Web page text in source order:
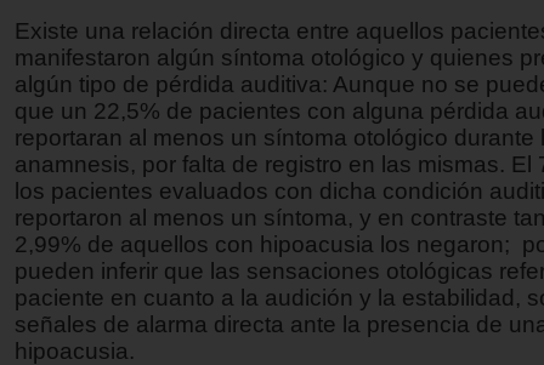
Existe una relación directa entre aquellos
manifestaron algún síntoma otológico y quienes
algún tipo de pérdida auditiva: Aunque no se
que un 22,5% de pacientes con alguna pérdida
reportaran al menos un síntoma otológico durante
anamnesis, por falta de registro en las mismas. El
los pacientes evaluados con dicha condición
reportaron al menos un síntoma, y en contraste
2,99% de aquellos con hipoacusia los negaron;
pueden inferir que las sensaciones otológicas
paciente en cuanto a la audición y la estabilidad,
señales de alarma directa ante la presencia de
hipoacusia.